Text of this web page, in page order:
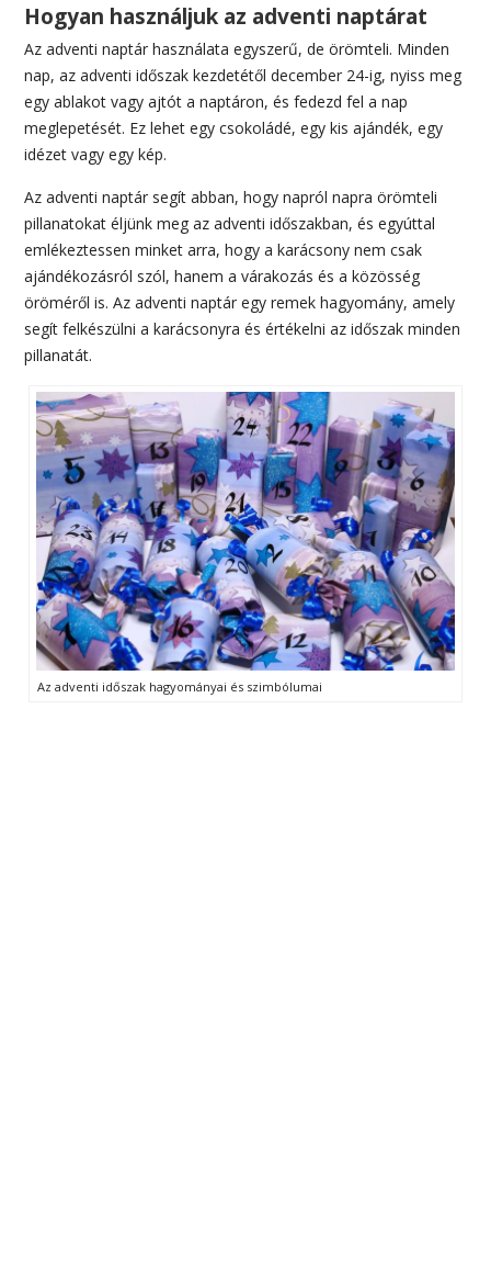
Hogyan használjuk az adventi naptárat
Az adventi naptár használata egyszerű, de örömteli. Minden
nap, az adventi időszak kezdetétől december 24-ig, nyiss meg
egy ablakot vagy ajtót a naptáron, és fedezd fel a nap
meglepetését. Ez lehet egy csokoládé, egy kis ajándék, egy
idézet vagy egy kép.
Az adventi naptár segít abban, hogy napról napra örömteli
pillanatokat éljünk meg az adventi időszakban, és egyúttal
emlékeztessen minket arra, hogy a karácsony nem csak
ajándékozásról szól, hanem a várakozás és a közösség
öröméről is. Az adventi naptár egy remek hagyomány, amely
segít felkészülni a karácsonyra és értékelni az időszak minden
pillanatát.
Az adventi időszak hagyományai és szimbólumai